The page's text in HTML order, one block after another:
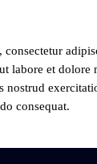
labore et dolore
nostrud
consequat.